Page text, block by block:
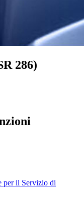
286)
per il Servizio di